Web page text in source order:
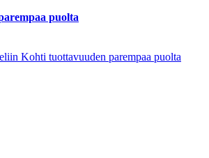
puolta
Kohti tuottavuuden parempaa puolta